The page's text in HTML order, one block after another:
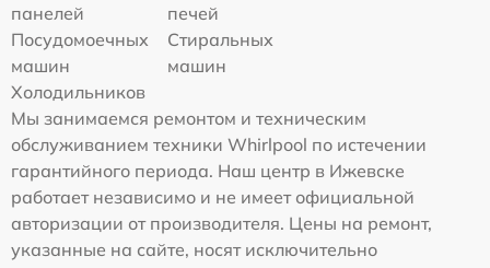
панелей
печей
Посудомоечных
машин
Стиральных
машин
Холодильников
Мы занимаемся ремонтом и техническим
обслуживанием техники Whirlpool по истечении
гарантийного периода. Наш центр в Ижевске
работает независимо и не имеет официальной
авторизации от производителя. Цены на ремонт,
указанные на сайте, носят исключительно